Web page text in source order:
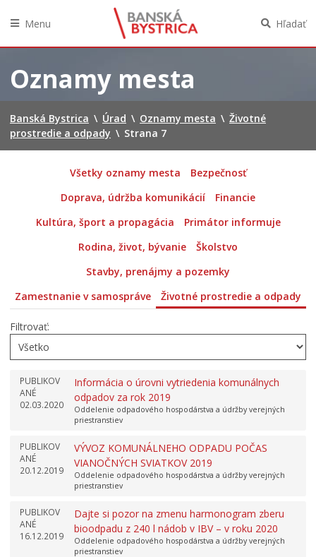
obsah
Menu Hľadať
Oznamy mesta
Banská Bystrica \ Úrad \ Oznamy mesta \ Životné
prostredie a odpady \ Strana 7
Všetky oznamy mesta
Bezpečnosť
Doprava, údržba komunikácií
Financie
Kultúra, šport a propagácia
Primátor informuje
Rodina, život, bývanie
Školstvo
Stavby, prenájmy a pozemky
Zamestnanie v samospráve
Životné prostredie a odpady
Filtrovať:
PUBLIKOV
ANÉ
02.03.2020
Informácia o úrovni vytriedenia komunálnych
odpadov za rok 2019
Oddelenie odpadového hospodárstva a údržby verejných
priestranstiev
PUBLIKOV
ANÉ
20.12.2019
VÝVOZ KOMUNÁLNEHO ODPADU POČAS
VIANOČNÝCH SVIATKOV 2019
Oddelenie odpadového hospodárstva a údržby verejných
priestranstiev
PUBLIKOV
ANÉ
16.12.2019
Dajte si pozor na zmenu harmonogram zberu
bioodpadu z 240 l nádob v IBV – v roku 2020
Oddelenie odpadového hospodárstva a údržby verejných
priestranstiev